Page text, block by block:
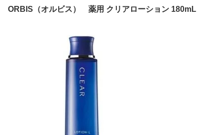
ORBIS（オルビス） 薬用 クリアローション 180mL